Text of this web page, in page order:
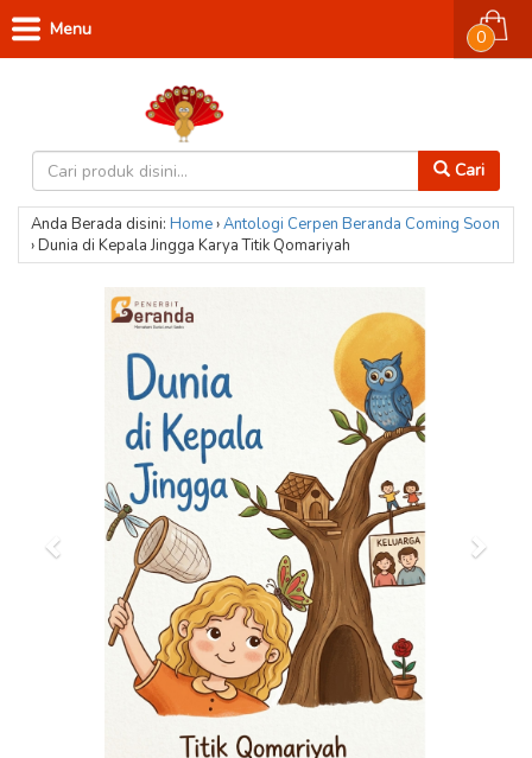
Cari
0
Menu
Anda Berada disini: Home›Antologi Cerpen Beranda Coming Soon
›Dunia di Kepala Jingga Karya Titik Qomariyah